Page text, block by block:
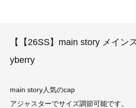
【【26SS】main story メイン
yberry
main story人気のcap
アジャスターでサイズ調節可能です。